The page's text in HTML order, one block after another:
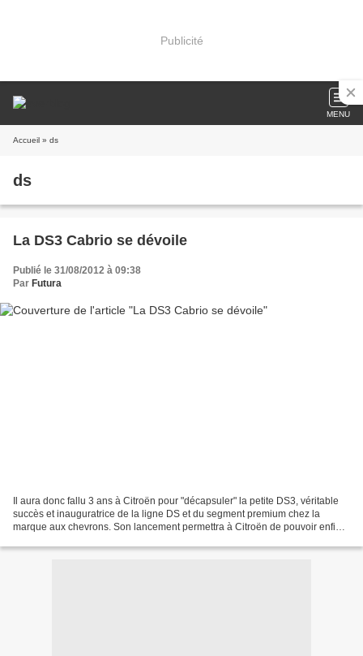
Publicité
MENU
Accueil » ds
ds
La DS3 Cabrio se dévoile
Publié le 31/08/2012 à 09:38
Par Futura
Il aura donc fallu 3 ans à Citroën pour "décapsuler" la petite DS3, véritable
succès et inauguratrice de la ligne DS et du segment premium chez la
marque aux chevrons. Son lancement permettra à Citroën de pouvoir enfin